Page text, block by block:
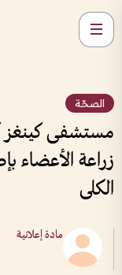
الصحّة
مستشفى كينغز
زراعة
الكلى
مادة إعلانية